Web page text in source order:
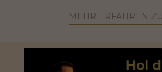
MEHR ERFAHREN